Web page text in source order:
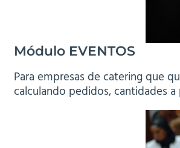
Módulo EVENTOS
Para empresas de catering que
calculando pedidos, cantidades